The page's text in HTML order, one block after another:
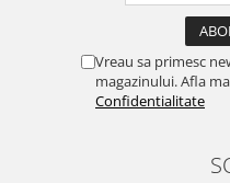
Vreau sa primesc
magazinului. Afla
Confidentialitate